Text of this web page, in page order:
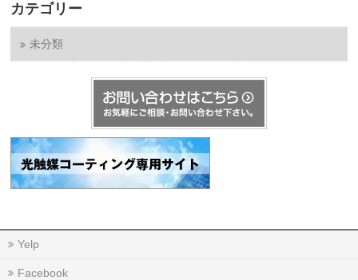
カテゴリー
未分類
Yelp
Facebook